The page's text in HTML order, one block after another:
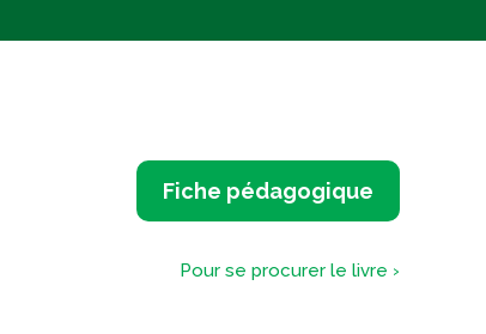
Fiche pédagogique
Pour se procurer le livre ›